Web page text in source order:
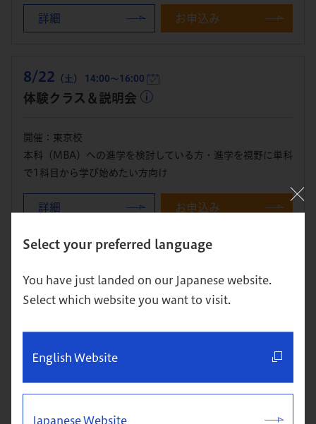
Select your preferred language
You have just landed on our Japanese website.
Select which website you want to visit.
English Website
Japanese Website
詳細 お申込み
8/22 （土） 14:00～16:00
体験クラス＆説明会
開催：東京校
本科（MBA）への進学を検討している方・進学を視野に単科
で1科目から学び始めたい方向け
詳細 お申込み
体験クラス＆説明会
で1科目から学び始めたい方向け
詳細 お申込み